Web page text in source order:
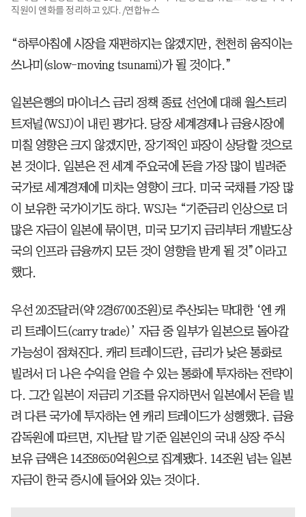
직원이 엔화를 정리하고 있다. /연합뉴스
“하루아침에 시장을 재편하지는 않겠지만, 천천히 움직이는
쓰나미(slow-moving tsunami)가 될 것이다.”
일본은행의 마이너스 금리 정책 종료 선언에 대해 월스트리
트저널(WSJ)이 내린 평가다. 당장 세계경제나 금융시장에
미칠 영향은 크지 않겠지만, 장기적인 파장이 상당할 것으로
본 것이다. 일본은 전 세계 주요국에 돈을 가장 많이 빌려준
국가로 세계경제에 미치는 영향이 크다. 미국 국채를 가장 많
이 보유한 국가이기도 하다. WSJ는 “기준금리 인상으로 더
많은 자금이 일본에 묶이면, 미국 모기지 금리부터 개발도상
국의 인프라 금융까지 모든 것이 영향을 받게 될 것”이라고
했다.
우선 20조달러(약 2경6700조원)로 추산되는 막대한 ‘엔 캐
리 트레이드(carry trade)’ 자금 중 일부가 일본으로 돌아갈
가능성이 점쳐진다. 캐리 트레이드란, 금리가 낮은 통화로
빌려서 더 나은 수익을 얻을 수 있는 통화에 투자하는 전략이
다. 그간 일본이 저금리 기조를 유지하면서 일본에서 돈을 빌
려 다른 국가에 투자하는 엔 캐리 트레이드가 성행했다. 금융
감독원에 따르면, 지난달 말 기준 일본인의 국내 상장 주식
보유 금액은 14조8650억원으로 집계됐다. 14조원 넘는 일본
자금이 한국 증시에 들어와 있는 것이다.